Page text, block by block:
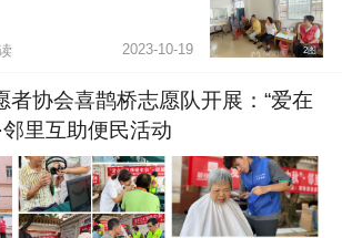
2图
2023-10-19
者协会喜鹊桥志愿队开展：“爱在
邻里互助便民活动